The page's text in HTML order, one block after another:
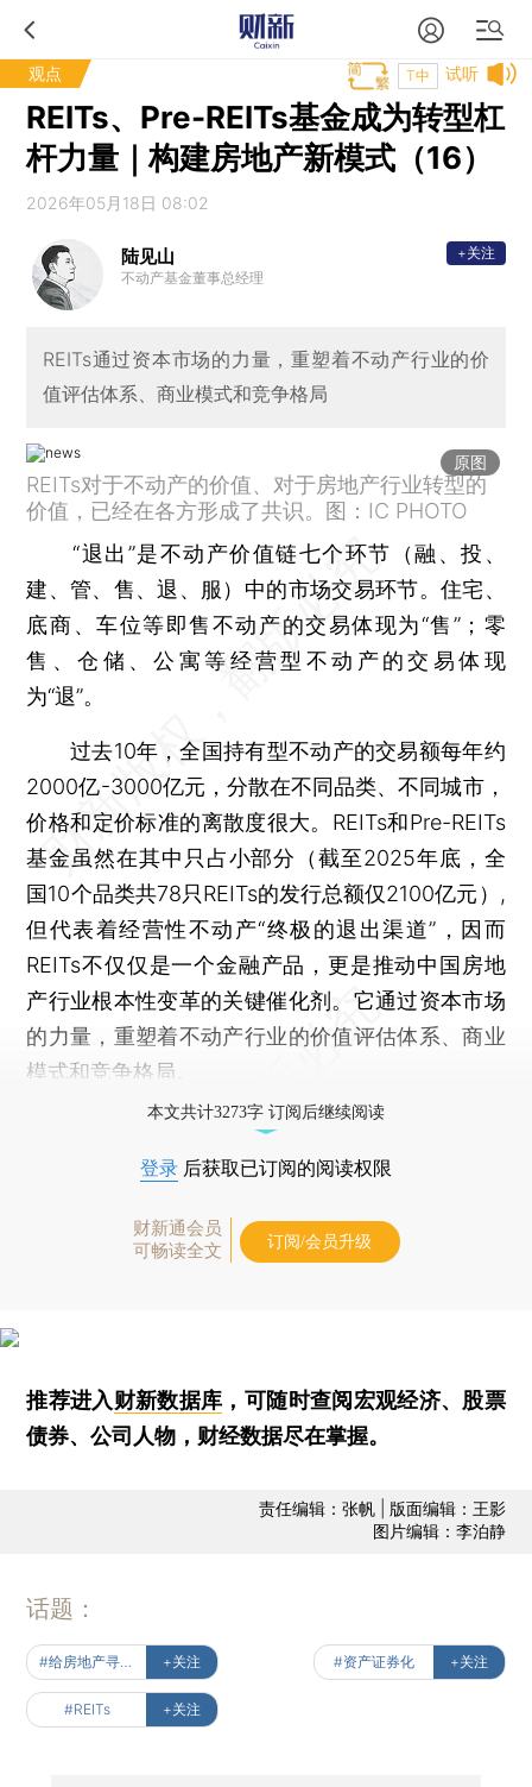
观点 试听
T中
REITs、Pre-REITs基金成为转型杠
杆力量｜构建房地产新模式（16）
2026年05月18日 08:02
陆见山
不动产基金董事总经理
+关注
REITs通过资本市场的力量，重塑着不动产行业的价
值评估体系、商业模式和竞争格局
原图
REITs对于不动产的价值、对于房地产行业转型的
价值，已经在各方形成了共识。图：IC PHOTO
“退出”是不动产价值链七个环节（融、投、
建、管、售、退、服）中的市场交易环节。住宅、
底商、车位等即售不动产的交易体现为“售”；零
售、仓储、公寓等经营型不动产的交易体现
为“退”。
过去10年，全国持有型不动产的交易额每年约
2000亿-3000亿元，分散在不同品类、不同城市，
价格和定价标准的离散度很大。REITs和Pre-REITs
基金虽然在其中只占小部分（截至2025年底，全
国10个品类共78只REITs的发行总额仅2100亿元）,
但代表着经营性不动产“终极的退出渠道”，因而
REITs不仅仅是一个金融产品，更是推动中国房地
产行业根本性变革的关键催化剂。它通过资本市场
的力量，重塑着不动产行业的价值评估体系、商业
模式和竞争格局。
本文共计3273字 订阅后继续阅读
登录 后获取已订阅的阅读权限
财新通会员
可畅读全文
订阅/会员升级
推荐进入财新数据库 ，可随时查阅宏观经济、股票
债券、公司人物，财经数据尽在掌握。
责任编辑：张帆 | 版面编辑：王影
图片编辑：李泊静
话题：
+关注 #资产证券化 +关注
#REITs +关注